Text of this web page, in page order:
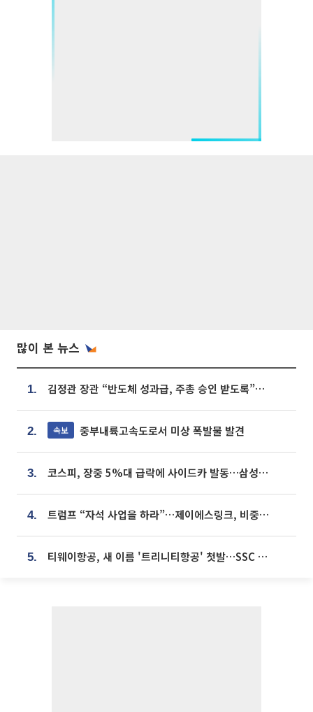
많이 본 뉴스
1. 김정관 장관 “반도체 성과급, 주총 승인 받도록”…상법·자본시장법 개정 시사
2. 속보 중부내륙고속도로서 미상 폭발물 발견
3. 코스피, 장중 5%대 급락에 사이드카 발동…삼성·SK 동반 폭락
4. 트럼프 “자석 사업을 하라”…제이에스링크, 비중국 영구자석 공급망 구축 속도
5. 티웨이항공, 새 이름 '트리니티항공' 첫발…SSC 전략 본격화